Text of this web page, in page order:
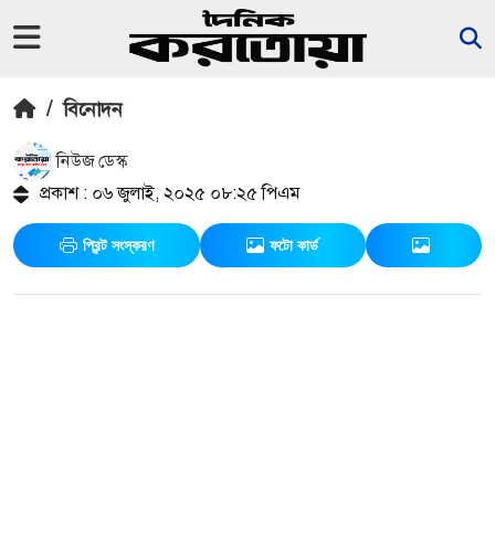
/ বিনোদন
নিউজ ডেস্ক
প্রকাশ : ০৬ জুলাই, ২০২৫ ০৮:২৫ পিএম
প্রিন্ট সংস্করণ ফটো কার্ড